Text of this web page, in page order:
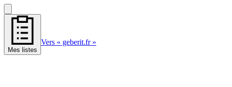
Mes listes
Vers « geberit.fr »